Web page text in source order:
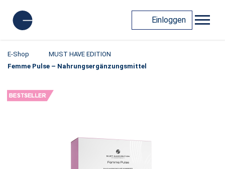
Einloggen
E-Shop
MUST HAVE EDITION
Femme Pulse – Nahrungsergänzungsmittel